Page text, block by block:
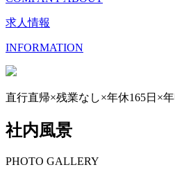
求人情報
INFORMATION
直行直帰×残業なし×年休165日×
社内風景
PHOTO GALLERY